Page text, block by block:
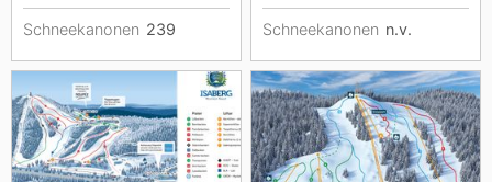
Schneekanonen 239 Schneekanonen n.v.